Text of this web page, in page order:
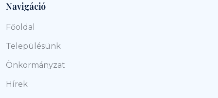
Navigáció
Főoldal
Településünk
Önkormányzat
Hírek